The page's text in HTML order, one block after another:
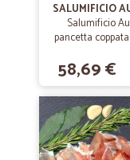
SALUMIFICIO
Salumificio
pancetta
sottovuoto 1/2
58,69 €